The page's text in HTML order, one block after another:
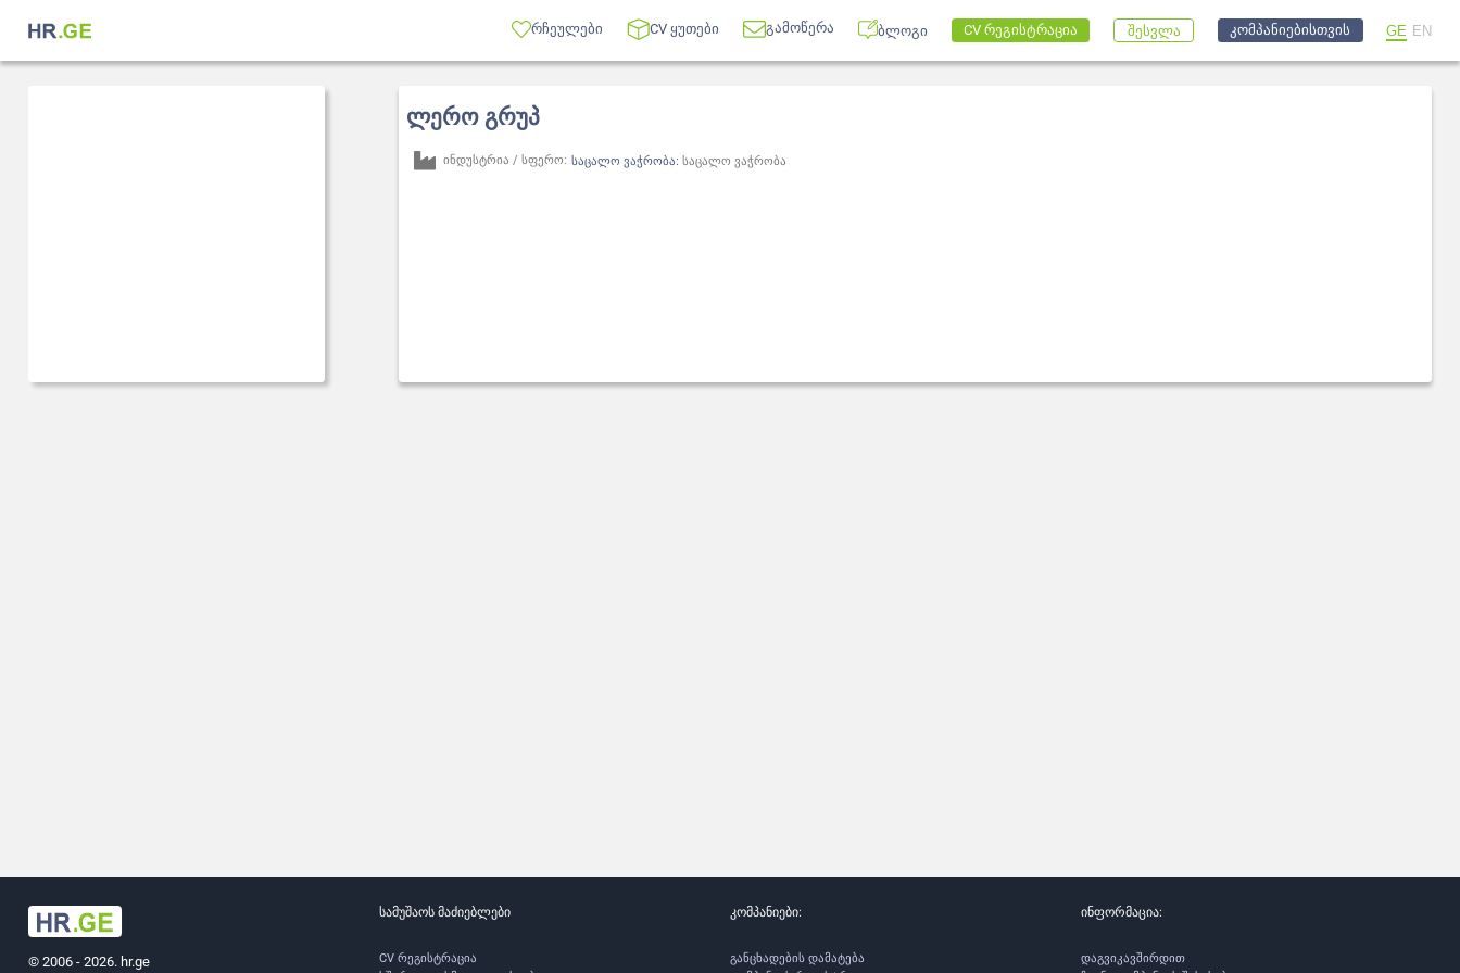
რჩეულები CV ყუთები გამოწერა ბლოგი CV რეგისტრაცია შესვლა კომპანიებისთვის GE EN
ლერო გრუპ
ინდუსტრია / სფერო: საცალო ვაჭრობა: საცალო ვაჭრობა
© 2006 - 2026. hr.ge
სამუშაოს მაძიებლები
CV რეგისტრაცია
კომპანიები:
განცხადების დამატება
ინფორმაცია:
დაგვიკავშირდით